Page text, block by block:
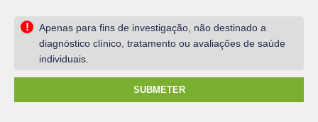
!
Apenas para fins de investigação, não destinado a
diagnóstico clínico, tratamento ou avaliações de saúde
individuais.
SUBMETER